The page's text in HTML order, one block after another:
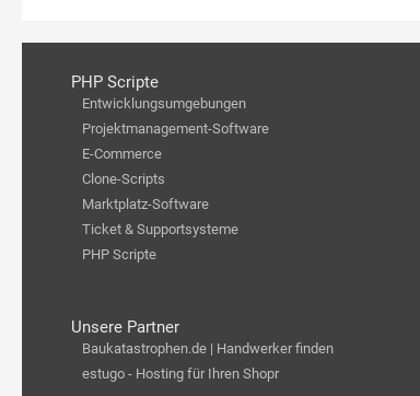
PHP Scripte
Entwicklungsumgebungen
Projektmanagement-Software
E-Commerce
Clone-Scripts
Marktplatz-Software
Ticket & Supportsysteme
PHP Scripte
Unsere Partner
Baukatastrophen.de | Handwerker finden
estugo - Hosting für Ihren Shopr